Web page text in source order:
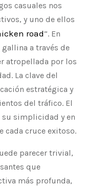
casuales nos
y uno de ellos
road“. En
a través de
atropellada por los
La clave del
estratégica y
del tráfico. El
su simplicidad y en
cada cruce exitoso.
parecer trivial,
que
más profunda,